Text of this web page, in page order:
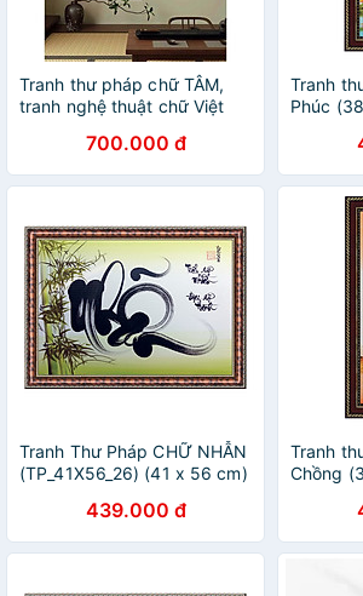
Tranh thư pháp chữ TÂM,
tranh nghệ thuật chữ Việt
700.000 đ
Tranh
Phúc
Tranh Thư Pháp CHỮ NHẪN
(TP_41X56_26) (41 x 56 cm)
439.000 đ
Tranh
Chồng